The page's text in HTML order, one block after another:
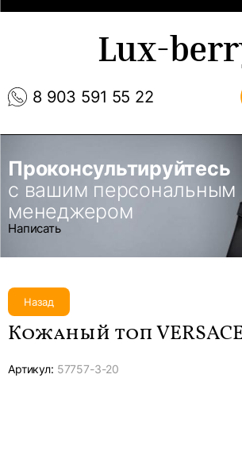
8 903 591 55 22
Lux-
Проконсультируйтесь
с вашим персональным
менеджером
Написать
Назад
Кожаный топ
Артикул: 57757-3-20